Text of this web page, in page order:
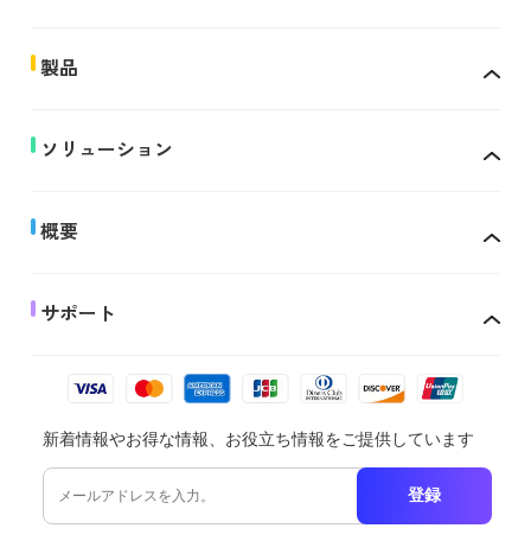
製品
ソリューション
概要
サポート
新着情報やお得な情報、お役立ち情報をご提供しています
登録